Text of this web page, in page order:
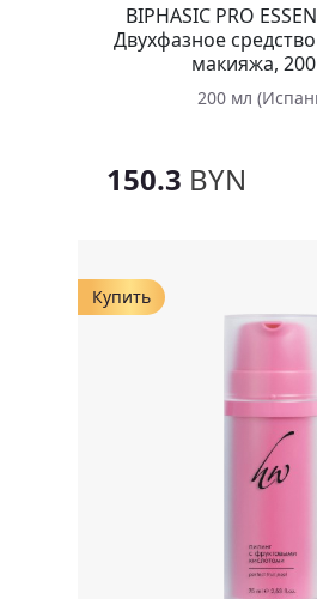
BIPHASIC PRO
Двухфазное
макияжа,
200 мл
150.3 BYN
Купить